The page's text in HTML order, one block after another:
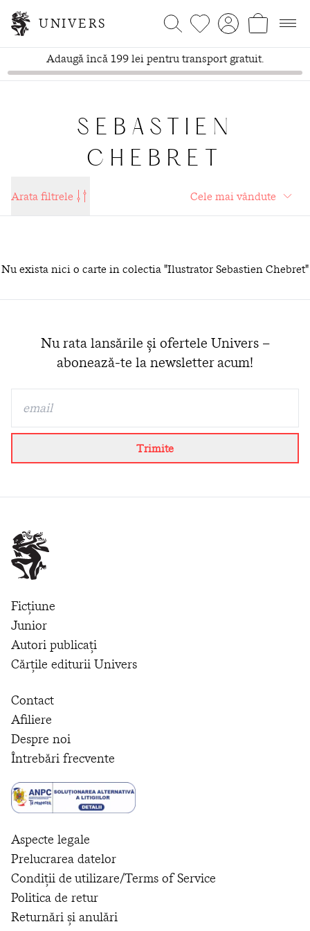
UNIVERS
Adaugă încă 199 lei pentru transport gratuit.
SEBASTIEN
CHEBRET
Arata filtrele
Nu exista nici o carte in colectia "Ilustrator Sebastien Chebret"
Nu rata lansările și ofertele Univers –
abonează-te la newsletter acum!
Trimite
Ficțiune
Junior
Autori publicați
Cărțile editurii Univers
Contact
Afiliere
Despre noi
Întrebări frecvente
Aspecte legale
Prelucrarea datelor
Condiții de utilizare/Terms of Service
Politica de retur
Returnări și anulări